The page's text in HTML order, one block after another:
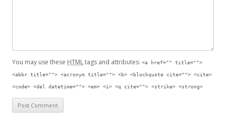
You may use these HTMLtags and attributes: <a href="" title="">
<abbr title=""> <acronym title=""> <b> <blockquote cite=""> <cite>
<code> <del datetime=""> <em> <i> <q cite=""> <strike> <strong>